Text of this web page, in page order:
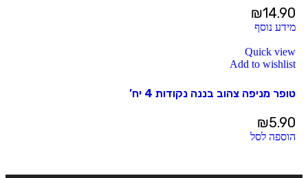
₪14.90
מידע נוסף
Quick view
Add to wishlist
טופר מניפה צהוב בננה נקודות 4 יח’
₪5.90
הוספה לסל